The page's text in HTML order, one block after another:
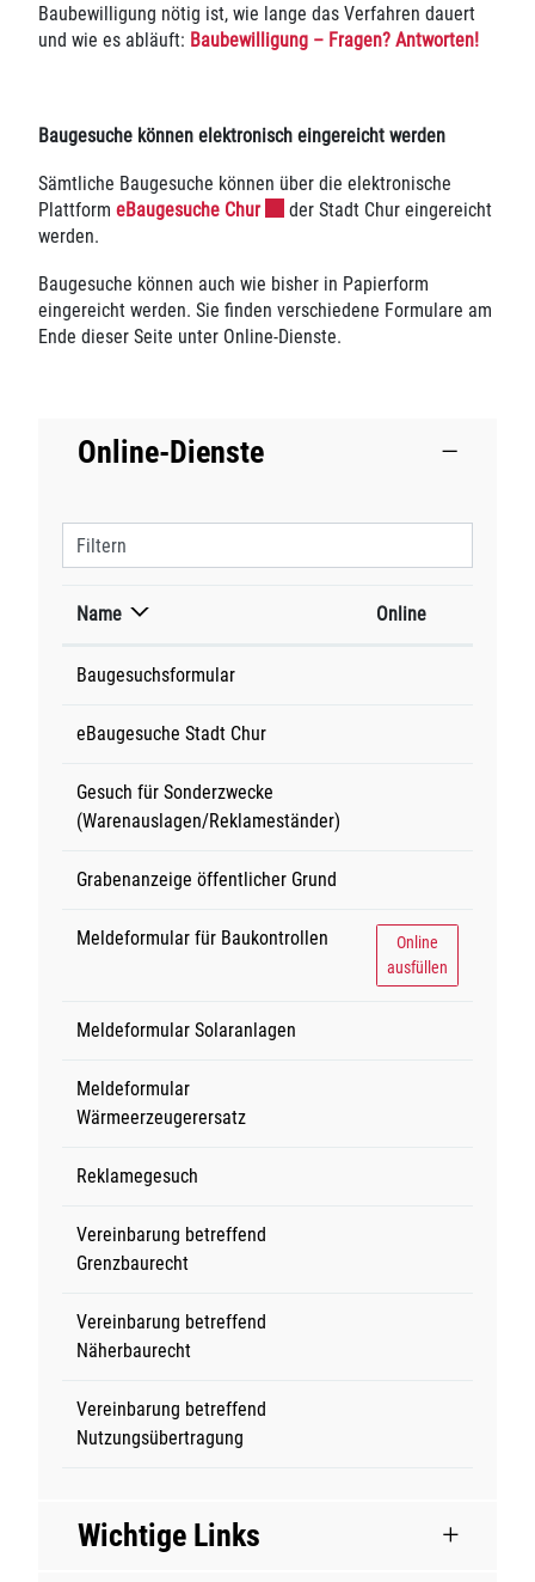
Baubewilligung nötig ist, wie lange das Verfahren dauert
und wie es abläuft: Baubewilligung – Fragen? Antworten!
Baugesuche können elektronisch eingereicht werden
Sämtliche Baugesuche können über die elektronische
Plattform eBaugesuche ChurExterner Link wird in einem neuen
der Stadt Chur eingereicht
werden.
Baugesuche können auch wie bisher in Papierform
eingereicht werden. Sie finden verschiedene Formulare am
Ende dieser Seite unter Online-Dienste.
Online-Dienste
Filtern
Name Online
Baugesuchsformular
eBaugesuche Stadt Chur
Gesuch für Sonderzwecke
(Warenauslagen/Reklameständer)
Grabenanzeige öffentlicher Grund
Meldeformular für Baukontrollen Meldeformular für
Online
ausfüllen
Meldeformular Solaranlagen
Meldeformular
Wärmeerzeugerersatz
Reklamegesuch
Vereinbarung betreffend
Grenzbaurecht
Vereinbarung betreffend
Näherbaurecht
Vereinbarung betreffend
Nutzungsübertragung
Wichtige Links